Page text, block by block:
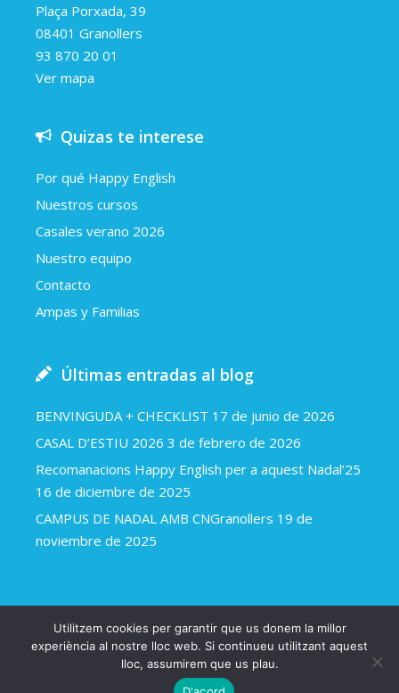
Plaça Porxada, 39
08401 Granollers
93 870 20 01
Ver mapa
Quizas te interese
Por qué Happy English
Nuestros cursos
Casales verano 2026
Nuestro equipo
Contacto
Ampas y Familias
Últimas entradas al blog
BENVINGUDA + CHECKLIST 17 de junio de 2026
CASAL D’ESTIU 2026 3 de febrero de 2026
Recomanacions Happy English per a aquest Nadal’25
16 de diciembre de 2025
CAMPUS DE NADAL AMB CNGranollers 19 de
noviembre de 2025
Happy english 2018
Avíso legal y política de cookies
Una web d’Arapla.cat
Utilitzem cookies per garantir que us donem la millor
experiència al nostre lloc web. Si continueu utilitzant aquest
lloc, assumirem que us plau.